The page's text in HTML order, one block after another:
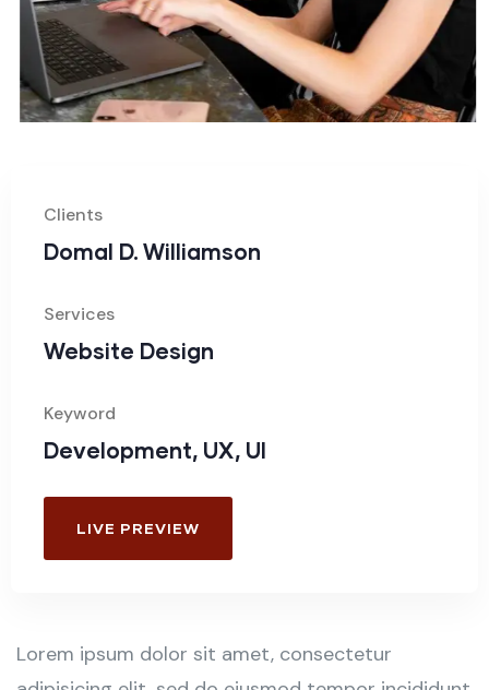
Clients
Domal D. Williamson
Services
Website Design
Keyword
Development, UX, UI
LIVE PREVIEW
Lorem ipsum dolor sit amet, consectetur